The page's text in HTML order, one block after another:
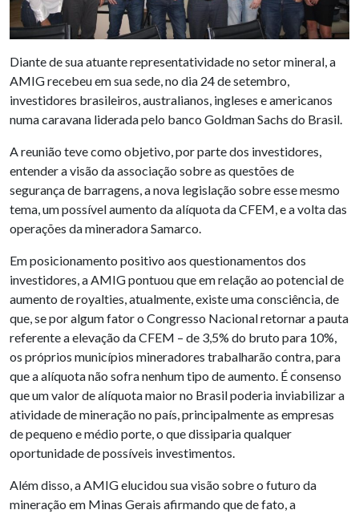
Diante de sua atuante representatividade no setor mineral, a
AMIG recebeu em sua sede, no dia 24 de setembro,
investidores brasileiros, australianos, ingleses e americanos
numa caravana liderada pelo banco Goldman Sachs do Brasil.
A reunião teve como objetivo, por parte dos investidores,
entender a visão da associação sobre as questões de
segurança de barragens, a nova legislação sobre esse mesmo
tema, um possível aumento da alíquota da CFEM, e a volta das
operações da mineradora Samarco.
Em posicionamento positivo aos questionamentos dos
investidores, a AMIG pontuou que em relação ao potencial de
aumento de royalties, atualmente, existe uma consciência, de
que, se por algum fator o Congresso Nacional retornar a pauta
referente a elevação da CFEM – de 3,5% do bruto para 10%,
os próprios municípios mineradores trabalharão contra, para
que a alíquota não sofra nenhum tipo de aumento. É consenso
que um valor de alíquota maior no Brasil poderia inviabilizar a
atividade de mineração no país, principalmente as empresas
de pequeno e médio porte, o que dissiparia qualquer
oportunidade de possíveis investimentos.
Além disso, a AMIG elucidou sua visão sobre o futuro da
mineração em Minas Gerais afirmando que de fato, a